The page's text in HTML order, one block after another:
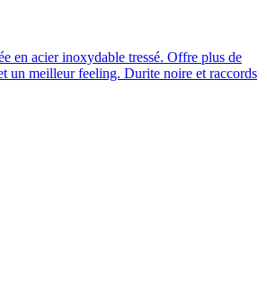
en acier inoxydable tressé. Offre plus de
un meilleur feeling. Durite noire et raccords